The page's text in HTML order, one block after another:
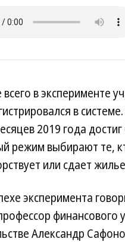
всего в эксперименте
в
2019 года
режим выбирают те,
или сдает
эксперимента
финансового
Александр